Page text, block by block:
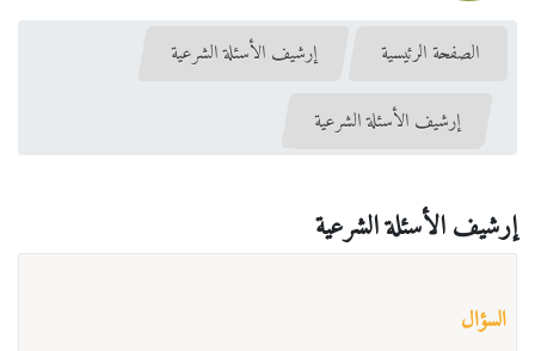
الصفحة الرئيسية إرشيف الأسئلة الشرعية
إرشيف الأسئلة الشرعية
إرشيف الأسئلة الشرعية
السؤال